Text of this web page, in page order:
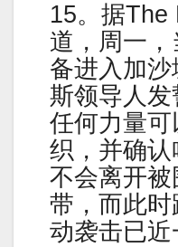
15。据The
道，周一
备进入加
斯领导人发
任何力量可
织，并确
不会离开
带，而此
动袭击已近